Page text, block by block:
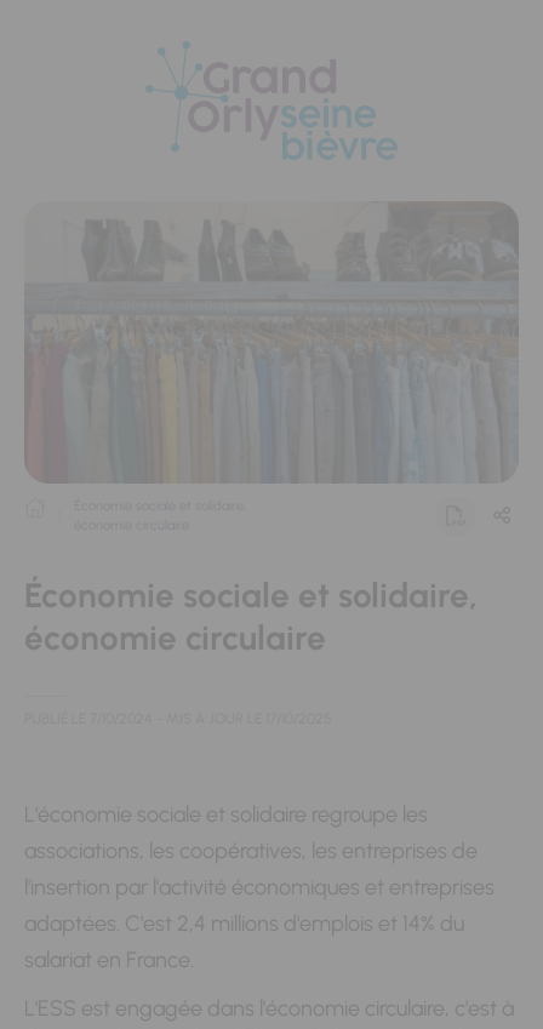
Économie sociale et solidaire,
économie circulaire
L'économie sociale et solidaire regroupe les
associations, les coopératives, les entreprises de
l'insertion par l'activité économiques et entreprises
adaptées. C'est 2,4 millions d'emplois et 14% du
salariat en France.
L'ESS est engagée dans l'économie circulaire, c'est à